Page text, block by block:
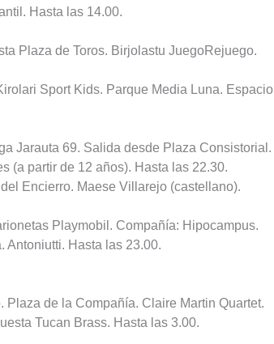
Hasta las 14.00.
Plaza de Toros. Birjolastu JuegoRejuego.
Sport Kids. Parque Media Luna. Espacio
Jarauta 69. Salida desde Plaza Consistorial.
(a partir de 12 años). Hasta las 22.30.
Encierro. Maese Villarejo (castellano).
Playmobil. Compañía: Hipocampus.
Antoniutti. Hasta las 23.00.
de la Compañía. Claire Martin Quartet.
Tucan Brass. Hasta las 3.00.